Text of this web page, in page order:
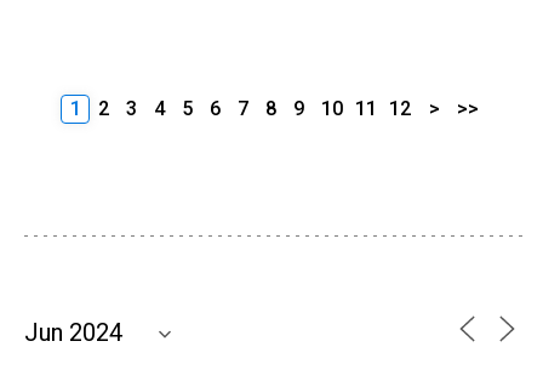
1 2 3 4 5 6 7 8 9 10 11 12 > >>